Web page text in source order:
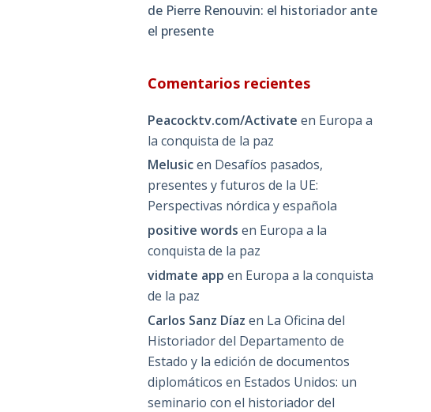
de Pierre Renouvin: el historiador ante
el presente
Comentarios recientes
Peacocktv.com/Activate en Europa a
la conquista de la paz
Melusicen Desafíos pasados,
presentes y futuros de la UE:
Perspectivas nórdica y española
positive words en Europa a la
conquista de la paz
vidmate app en Europa a la conquista
de la paz
Carlos Sanz Díaz en La Oficina del
Historiador del Departamento de
Estado y la edición de documentos
diplomáticos en Estados Unidos: un
seminario con el historiador del